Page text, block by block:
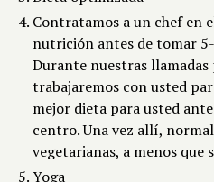
Contratamos a un chef en
nutrición antes de tomar
Durante nuestras
trabajaremos con usted
mejor dieta para usted
centro. Una vez allí,
vegetarianas, a menos
Yoga